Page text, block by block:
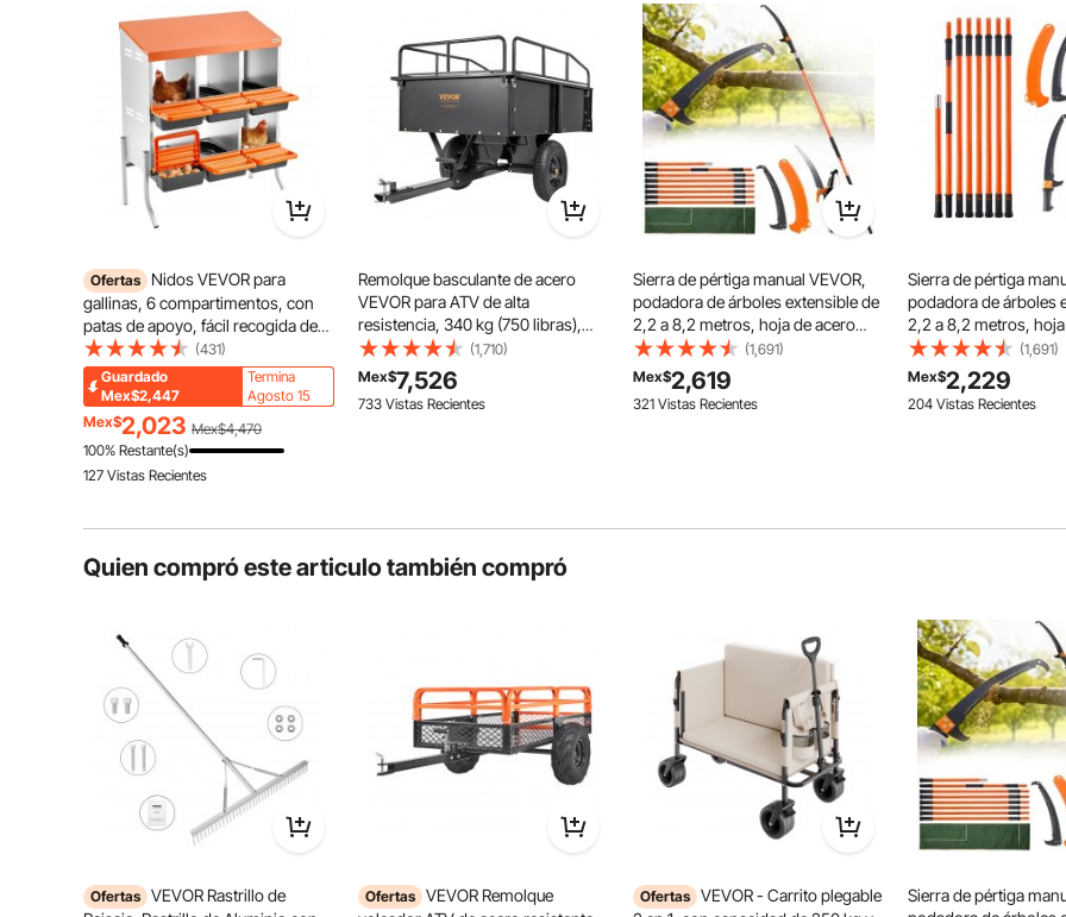
Nuestro rastrillo para jardinería cuenta con un mango extensible de 340 cm y una cuerda de 15,8 m para un uso
más amplio. Su diseño permite limpiar plantas subacuáticas y residuos flotantes de la orilla, así como abordar
áreas extensas con facilidad.
El rastrillo para hojas cuenta con un mango y un cabezal de aleación de aluminio, reforzados con un robusto
marco triangular. Es resistente al agua, al óxido y a la corrosión, y dimensionalmente estable.
Haz la primera pregunta
Ofertas
Nidos VEVOR para
gallinas, 6 compartimentos, con
patas de apoyo, fácil recogida de
huevos, acero galvanizado y
plástico de alta resistencia,
plegables, color naranja
(431)
Guardado
Mex$2,447
Termina
Agosto 15
Mex$2,023 Mex$4,470
100% Restante(s)
127 Vistas Recientes
Remolque basculante de acero
VEVOR para ATV de alta
resistencia, 340 kg (750 libras),
340 litros (12 pies cúbicos),
remolque utilitario para jardín con
laterales desmontables para
tractor cortacésped.
(1,710)
Mex$7,526
733 Vistas Recientes
Sierra de pértiga manual VEVOR,
podadora de árboles extensible de
2,2 a 8,2 metros, hoja de acero
afilada y tijeras para podar ramas
altas, podadora de ramas con
mangos ligeros de fibra de vidrio
de 20 cm, para podar palmeras y
(1,691)
Mex$2,619
321 Vistas Recientes
Sierra de pértiga
podadora de árboles
2,2 a 8,2 metros,
afilada para podar
podadora manual con
ligeros de fibra de
para podar palmeras y
(1,691)
Mex$2,229
204 Vistas Recientes
Quien compró este articulo también compró
Ofertas VEVOR Rastrillo de
Ofertas VEVOR Remolque
Ofertas VEVOR - Carrito plegable
Sierra de pértiga